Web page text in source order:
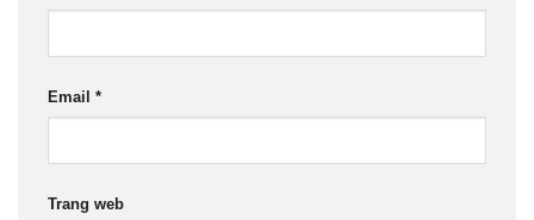
Email *
Trang web